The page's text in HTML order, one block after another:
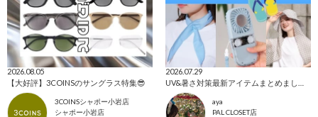
2026.08.05
【大好評】3COINSのサングラス特集😎
3COINSシャポー小岩店
シャポー小岩店
2026.07.29
aya
PAL CLOSET店